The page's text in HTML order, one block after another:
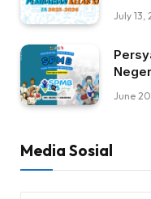
July 13,
June
Media Sosial